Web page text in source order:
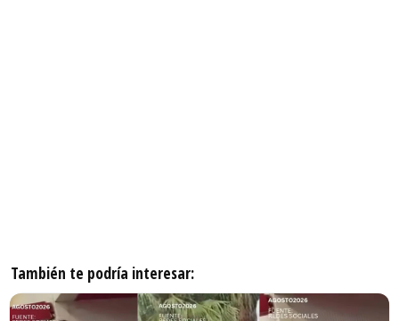
También te podría interesar: